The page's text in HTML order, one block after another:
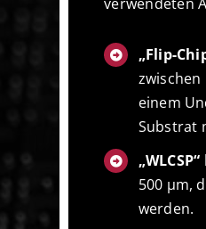
„Flip-
einem
Substrat
„WLCSP“
500 µm,
werden.